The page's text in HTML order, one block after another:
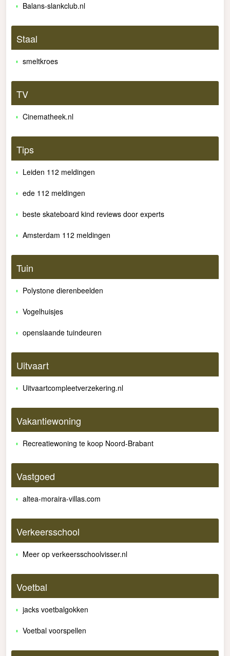
Balans-slankclub.nl
Staal
smeltkroes
TV
Cinematheek.nl
Tips
Leiden 112 meldingen
ede 112 meldingen
beste skateboard kind reviews door experts
Amsterdam 112 meldingen
Tuin
Polystone dierenbeelden
Vogelhuisjes
openslaande tuindeuren
Uitvaart
Uitvaartcompleetverzekering.nl
Vakantiewoning
Recreatiewoning te koop Noord-Brabant
Vastgoed
altea-moraira-villas.com
Verkeersschool
Meer op verkeersschoolvisser.nl
Voetbal
jacks voetbalgokken
Voetbal voorspellen